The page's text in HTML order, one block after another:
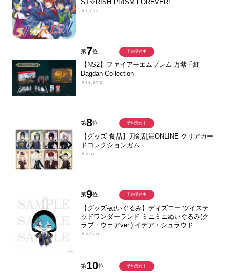
ST☆RISH PRISM FOREVER!
￥1,650
第7位
【NS2】ファイアーエムブレム 万紫千紅
Dagdan Collection
￥14,979
予約受付中
第8位
【グッズ-食品】刀剣乱舞ONLINE クリアカー
ドコレクションガム
￥220
予約受付中
第9位
【グッズ-ぬいぐるみ】ディズニー ツイステ
ッドワンダーランド ミニミニぬいぐるみ(ク
ラブ・ウェアver.) イデア・シュラウド
￥2,500
予約受付中
第10位 予約受付中